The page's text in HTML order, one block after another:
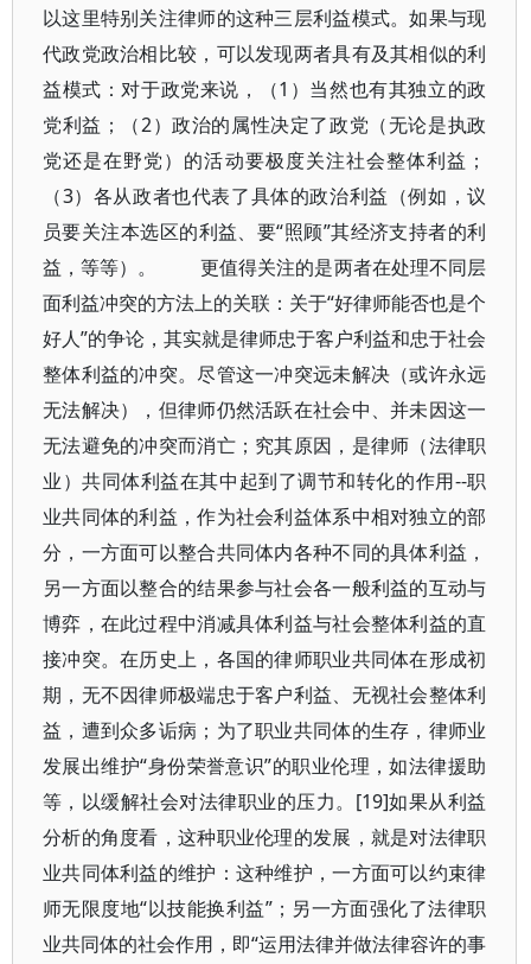
以这里特别关注律师的这种三层利益模式。如果与现
代政党政治相比较，可以发现两者具有及其相似的利
益模式：对于政党来说，（1）当然也有其独立的政
党利益；（2）政治的属性决定了政党（无论是执政
党还是在野党）的活动要极度关注社会整体利益；
（3）各从政者也代表了具体的政治利益（例如，议
员要关注本选区的利益、要“照顾”其经济支持者的利
益，等等）。 更值得关注的是两者在处理不同层
面利益冲突的方法上的关联：关于“好律师能否也是个
好人”的争论，其实就是律师忠于客户利益和忠于社会
整体利益的冲突。尽管这一冲突远未解决（或许永远
无法解决），但律师仍然活跃在社会中、并未因这一
无法避免的冲突而消亡；究其原因，是律师（法律职
业）共同体利益在其中起到了调节和转化的作用--职
业共同体的利益，作为社会利益体系中相对独立的部
分，一方面可以整合共同体内各种不同的具体利益，
另一方面以整合的结果参与社会各一般利益的互动与
博弈，在此过程中消减具体利益与社会整体利益的直
接冲突。在历史上，各国的律师职业共同体在形成初
期，无不因律师极端忠于客户利益、无视社会整体利
益，遭到众多诟病；为了职业共同体的生存，律师业
发展出维护“身份荣誉意识”的职业伦理，如法律援助
等，以缓解社会对法律职业的压力。[19]如果从利益
分析的角度看，这种职业伦理的发展，就是对法律职
业共同体利益的维护：这种维护，一方面可以约束律
师无限度地“以技能换利益”；另一方面强化了法律职
业共同体的社会作用，即“运用法律并做法律容许的事